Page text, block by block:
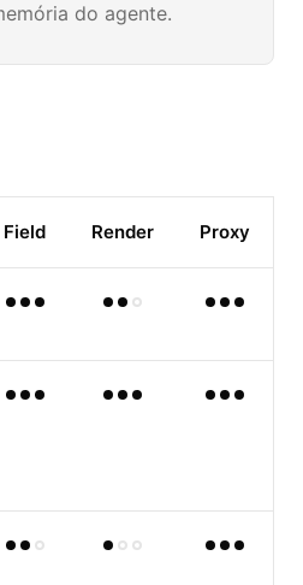
do agente.
Field Render Proxy